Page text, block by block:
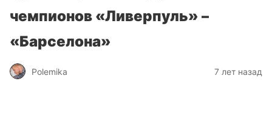
чемпионов «Ливерпуль» –
«Барселона»
Polemika 7 лет назад